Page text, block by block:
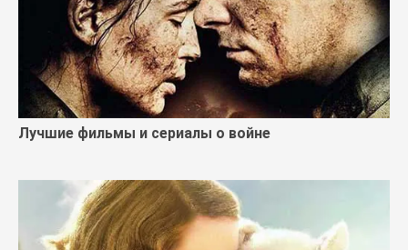
Лучшие фильмы и сериалы о войне